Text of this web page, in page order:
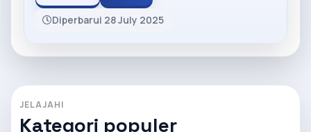
Diperbarui 28 July 2025
JELAJAHI
Kategori populer